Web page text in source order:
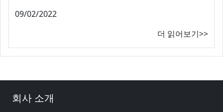
09/02/2022
더 읽어보기>>
회사 소개